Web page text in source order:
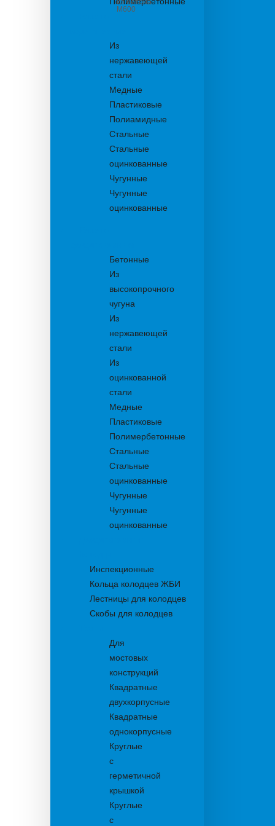
из бетона
М600
Из
нержавеющей
стали
Медные
Пластиковые
Полиамидные
Стальные
Стальные
оцинкованные
Чугунные
Чугунные
оцинкованные
Бетонные
Из
высокопрочного
чугуна
Из
нержавеющей
стали
Из
оцинкованной
стали
Медные
Пластиковые
Полимербетонные
Стальные
Стальные
оцинкованные
Чугунные
Чугунные
оцинкованные
Инспекционные
Кольца колодцев ЖБИ
Лестницы для колодцев
Скобы для колодцев
Для
мостовых
конструкций
Квадратные
двухкорпусные
Квадратные
однокорпусные
Круглые
с
герметичной
крышкой
Круглые
с